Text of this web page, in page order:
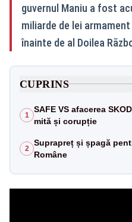
guvernul Maniu a fost
miliarde de lei
înainte de al Doilea
CUPRINS
1
SAFE VS afacerea
mită și corupție
2
Suprapreț și șpagă
Române